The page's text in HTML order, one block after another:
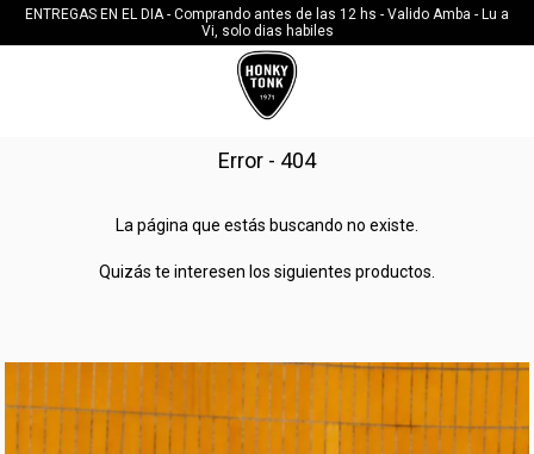
10%OFF CON TRANSFERENCIA
Error - 404
La página que estás buscando no existe.
Quizás te interesen los siguientes productos.